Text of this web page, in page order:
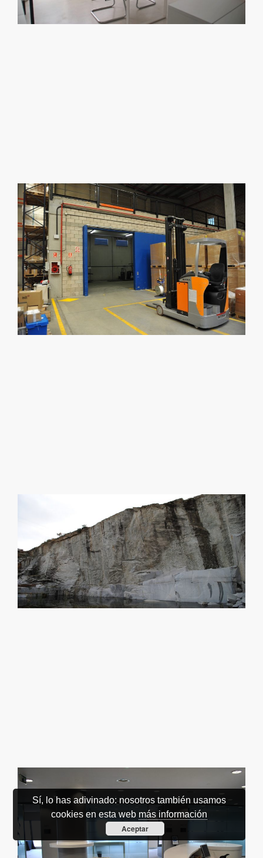
Sí, lo has adivinado: nosotros también usamos
cookies en esta web más información
Aceptar